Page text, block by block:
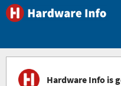
Hardware Info is